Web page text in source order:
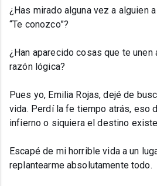
¿Has mirado alguna vez a alguien
“Te conozco”?
¿Han aparecido cosas que te unen
razón lógica?
Pues yo, Emilia Rojas, dejé de
vida. Perdí la fe tiempo atrás, eso
infierno o siquiera el destino
Escapé de mi horrible vida a un
replantearme absolutamente todo.